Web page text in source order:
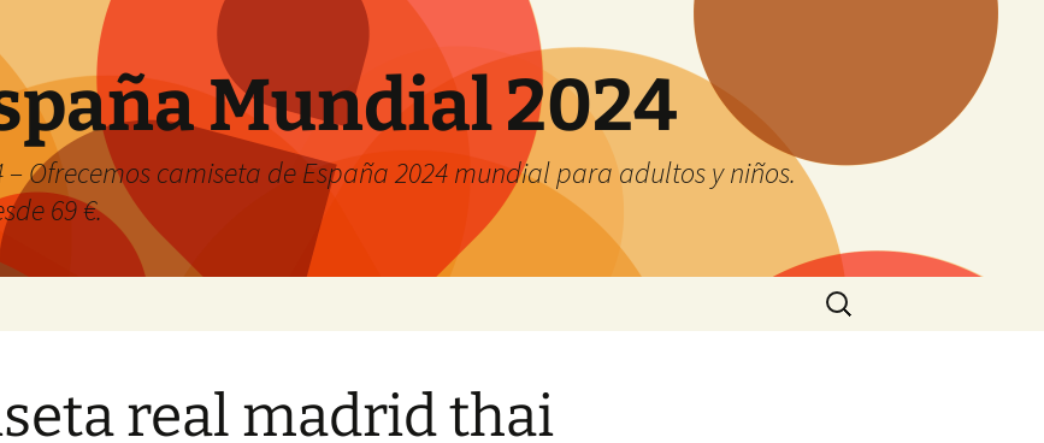
Mundial 2024
Ofrecemos camiseta de España 2024 mundial para adultos y niños.
69 €.
Buscar:
real madrid thai